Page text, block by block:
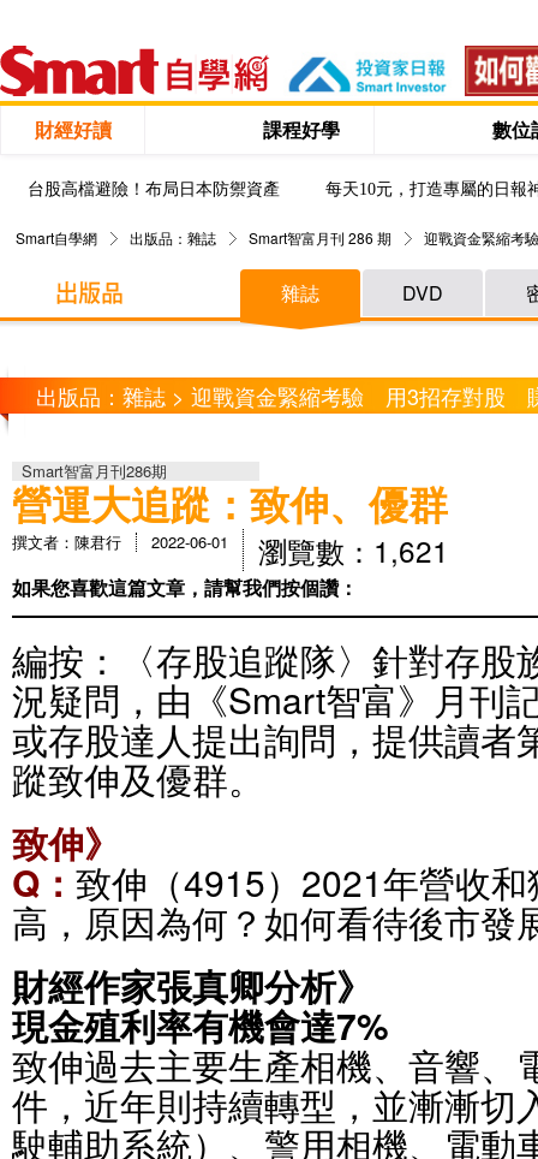
財經好讀 課程好學 數位
台股高檔避險！布局日本防禦資產 每天10元，打造專屬的日報
Smart自學網 出版品：雜誌 Smart智富月刊 286 期 迎戰資金緊縮
雜誌 DVD
出版品：雜誌 > 迎戰資金緊縮考驗 用3招存對股
Smart智富月刊286期
營運大追蹤：致伸、優群
撰文者：陳君行 2022-06-01 瀏覽數：1,621
如果您喜歡這篇文章，請幫我們按個讚：
編按：〈存股追蹤隊〉針對存股
況疑問，由《Smart智富》月刊
或存股達人提出詢問，提供讀者
蹤致伸及優群。
致伸》
Q： 致伸（4915）2021年營收
高，原因為何？如何看待後市發
財經作家張真卿分析》
現金殖利率有機會達7%
致伸過去主要生產相機、音響、
件，近年則持續轉型，並漸漸切
駛輔助系統）、警用相機、電動